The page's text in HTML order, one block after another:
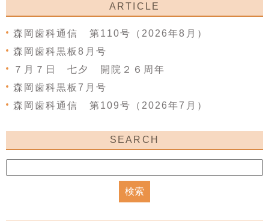
ARTICLE
森岡歯科通信 第110号（2026年8月）
森岡歯科黒板8月号
７月７日 七夕 開院２６周年
森岡歯科黒板7月号
森岡歯科通信 第109号（2026年7月）
SEARCH